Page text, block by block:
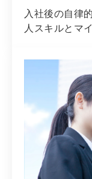
入社後の自律
人スキルとマ